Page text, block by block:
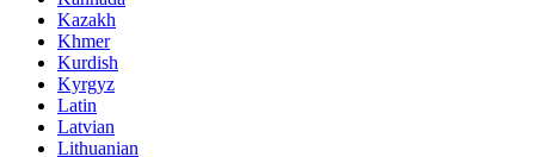
Kazakh
Khmer
Kurdish
Kyrgyz
Latin
Latvian
Lithuanian